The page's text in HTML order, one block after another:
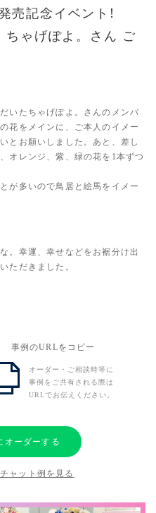
売記念イベント!
ゃげぽよ。さん ご
いたちゃげぽよ。さんのメンバ
花をメインに、ご本人のイメー
とお願いしました。あと、差し
オレンジ、紫、緑の花を1本ずつ
が多いので鳥居と絵馬をイメー
。幸運、幸せなどをお裾分け出
ただきました。
事例のURLをコピー
オーダー・ご相談時等に
事例をご共有される際は
URLでお伝えください。
オーダーする
ャット例を見る